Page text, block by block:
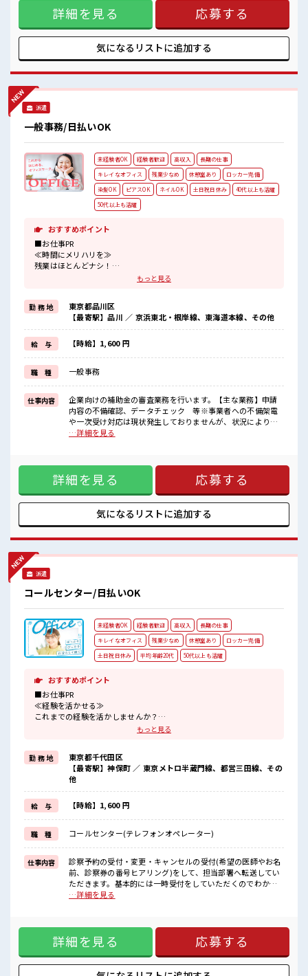
プライベートも謳歌できる☆
高収入もバッチリ目指せますよ！
かり働く環境が整っています！ イチからスキルUP・ステップ
UP目指していきましょう！ ≪自分に向いている仕事が探せる
≫ 困った事などがあれば、 担当がしっかりサポートします！
■職場の雰囲気 女性が多めの職場です♪ ロッカーあり！ 安心
してお仕事に集中♪ 残業はほとんどなし！ プライベートも謳
詳細を見る 応募する
気になるリストに追加する
派遣
一般事務/日払いOK
未経験者OK 経験者歓迎 高収入
長期の仕事
キレイなオフィス
残業少なめ 休憩室あり
ロッカー完備
染髪OK
ピアスOK ネイルOK 土日祝日休み
40代以上も活躍
50代以上も活躍
おすすめポイント
■お仕事PR
≪時間にメリハリを≫
残業はほとんどナシ！
場合によってはお願いすることもあります♪
週末は家族や友人と一緒にプライベート満喫！
≪モチベーションもUP≫
派手過ぎなければ髪型や髪色自由♪
(規定有)≪未経験OKの仕事≫
新しいことにチャレンジするのは不安だけど、
しっかり働く環境が整っています！
イチからスキルUP・ステップUP目指していきましょう！
≪様々なお仕事をご提案≫
一人で悩まず気軽に相談できる、
派遣のお仕事です！
■職場の雰囲気
キバツ過ぎなければ髪色・髪型は自由！
職場にはロッカー完備！
私物の置きすぎには注意が必要ですね★
もっと見る
勤 務 地
東京都品川区
【最寄駅】品川 ／ 京浜東北・根岸線、東海道本線、その他
給 与 【時給】1,600 円
職 種 一般事務
仕事内容
企業向けの補助金の審査業務を行います。【主な業務】申請
内容の不備確認、データチェック 等※事業者への不備架電
や一次受け対応は現状発生しておりませんが、状況によりお
願いする場合がございます。※「セールスフォース」という
ださい。 ■お仕事PR ≪時間にメリハリを≫ 残業はほとんどナ
シ！ 場合によってはお願いすることもあります♪ ≪完全週休
二日制≫ 週末は家族や友人と一緒にプライベート満喫！ ≪モ
チベーションもUP≫ 派手過ぎなければ髪型や髪色自由♪ (規
定有)≪未経験OKの仕事≫ 新しいことにチャレンジするのは
不安だけど、 しっかり働く環境が整っています！ イチからス
事をご提案≫ 一人で悩まず気軽に相談できる、 派遣のお仕事
です！ ■職場の雰囲気 キバツ過ぎなければ髪色・髪型は自
意が必要ですね★
…詳細を見る
詳細を見る 応募する
気になるリストに追加する
派遣
コールセンター/日払いOK
未経験者OK 経験者歓迎 高収入
長期の仕事
キレイなオフィス
残業少なめ 休憩室あり
ロッカー完備
土日祝日休み
平均年齢20代 50代以上も活躍
おすすめポイント
■お仕事PR
≪経験を活かせる≫
これまでの経験を活かしませんか？
≪自分の時間も大切≫
残業はほとんどナシ！
場合によってはお願いすることもあります♪
≪完全週休二日制≫
週末は家族や友人と一緒にプライベート満喫！
≪自分に向いている仕事が探せる≫
困った事などがあれば、
担当がしっかりサポートします！
■職場の雰囲気
活気あふれる20代活躍中の職場です☆
休憩室で自分タイム！
のんびりスマホチェック♪
持ち物が多いあなたにもぴったり☆
もっと見る
勤 務 地
東京都千代田区
【最寄駅】神保町 ／ 東京メトロ半蔵門線、都営三田線、その
他
給 与 【時給】1,600 円
職 種 コールセンター(テレフォンオペレーター)
仕事内容
診察予約の受付・変更・キャンセルの受付(希望の医師やお名
前、診察券の番号ヒアリング)をして、担当部署へ転送してい
ただきます。基本的には一時受付をしていただくのでわから
ないことは転送対応もしくはSVに聞ける環境もあります。 ■
う方もOK！ ≪自分の時間も大切≫ 残業はほとんどナシ！ 場
合によってはお願いすることもあります♪ ≪完全週休二日制
≫ 週末は家族や友人と一緒にプライベート満喫！ ≪自分に向
いている仕事が探せる≫ 困った事などがあれば、 担当がしっ
かりサポートします！ ■職場の雰囲気 活気あふれる20代活躍
…詳細を見る
詳細を見る 応募する